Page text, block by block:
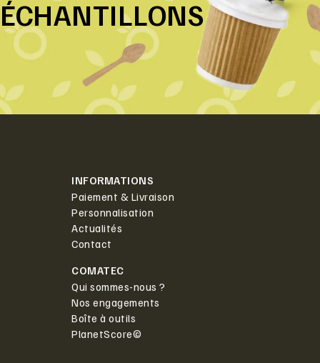
ÉCHANTILLONS
INFORMATIONS
Paiement & Livraison
Personnalisation
Actualités
Contact
COMATEC
Qui sommes-nous ?
Nos engagements
Boîte à outils
PlanetScore©